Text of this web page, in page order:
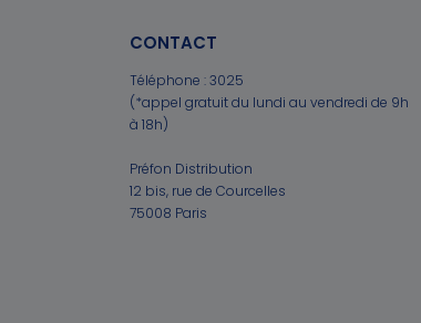
CONTACT
Téléphone :3025
(*appel gratuit du lundi au vendredi de 9h
à 18h)
Préfon Distribution
12 bis, rue de Courcelles
75008 Paris